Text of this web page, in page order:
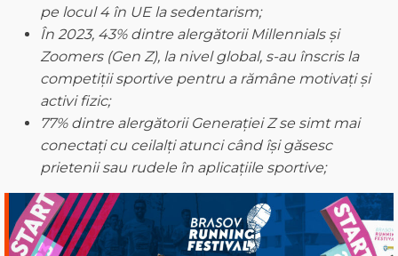
pe locul 4 în UEla sedentarism;
În 2023, 43% dintre alergătorii Millennials și
Zoomers (Gen Z), la nivel global, s-au înscris la
competiții sportive pentru a rămâne motivați și
activi fizic;
77% dintre alergătorii GenerațieiZ se simt mai
conectați cu ceilalți atunci când își găsesc
prietenii sau rudele în aplicațiile sportive;